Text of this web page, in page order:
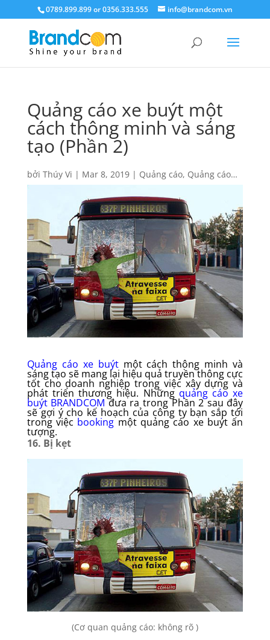
0789.899.899 or 0356.333.555 info@brandcom.vn
Quảng cáo xe buýt một
cách thông minh và sáng
tạo (Phần 2)
bởi Thúy Vi | Mar 8, 2019| Quảng cáo, Quảng cáo
trên xe Bus,Responsive
Quảng cáo xe buýtmột cách thông minh và
sáng tạo sẽ mang lại hiệu quả truyền thông cực
tốt cho doanh nghiệp trong việc xây dựng và
phát triển thương hiệu. Những quảng cáo xe
buýt BRANDCOMđưa ra trong Phần 2 sau đây
sẽ gợi ý cho kế hoạch của công ty bạn sắp tới
trong việc bookingmột quảng cáo xe buýt ấn
tượng.
16. Bị kẹt
(Cơ quan quảng cáo: không rõ )